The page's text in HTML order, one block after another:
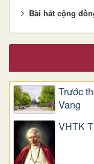
Bài hát cộng
Trước
Vang
VHTK